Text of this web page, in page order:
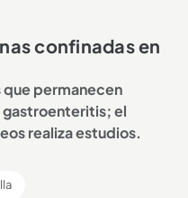
confinadas en
que permanecen
gastroenteritis; el
realiza estudios.